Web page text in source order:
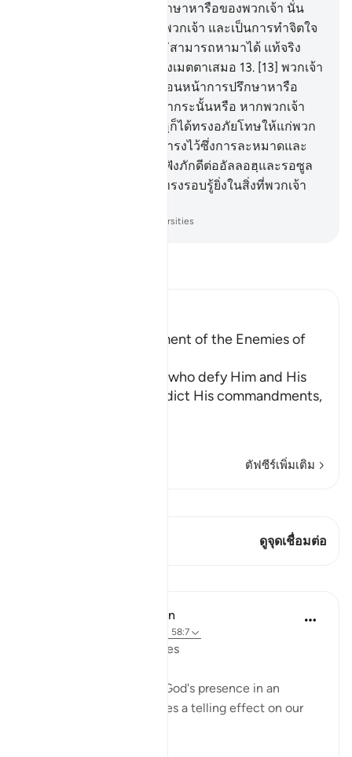
Explaining the Punishment of the Enemies of
Allah states that those who defy Him and His
Messenger and contradict His commandments,
ตัฟซีร์เพิ่มเติม
ดูจุดเชื่อมต่อ
In the Shade of the Quran
อายะห์ 58:7
Whispers and Conspiracies
The surah then portrays God's presence in an
inspiring image that leaves a telling effect on our
จงบริจาคทานก่อนการปรึกษาหารือของพวกเจ้า นั่น
เป็นการกระทำที่ดีสำหรับพวกเจ้า และเป็นการทำจิตใจ
ให้ผ่องแผ้ว หากพวกเจ้าไม่สามารถหามาได้ แท้จริง
อัลลอฮฺเป็นผู้ทรงอภัย ผู้ทรงเมตตาเสมอ 13. [13] พวกเจ้า
กลัวต่อาการบริจาคทานก่อนหน้าการปรึกษาหารือ
เป็นการส่วนตัวของพวกเจ้ากระนั้นหรือ หากพวกเจ้า
มิได้กระทำเช่นนั้น อัลลอฮฺก็ได้ทรงอภัยโทษให้แก่พวก
เจ้าแล้ว ดังนั้นพวกเจ้าจงดำรงไว้ซึ่งการละหมาดและ
บริจาคซะกาต และจงเชื่อฟังภักดีต่ออัลลอฮฺและรอซูล
ของพระองค์ และอัลลอฮฺทรงรอบรู้ยิ่งในสิ่งที่พวกเจ้า
Society of Institutes and Universities